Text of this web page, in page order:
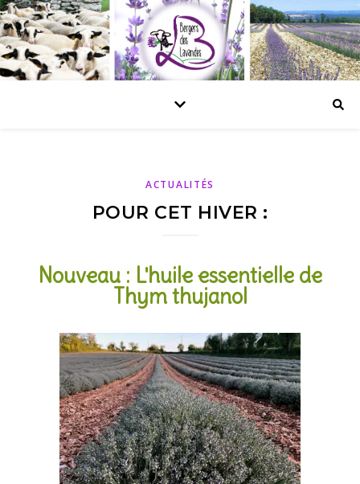
ACTUALITÉS
POUR CET HIVER :
Nouveau : L'huile essentielle de
Thym thujanol